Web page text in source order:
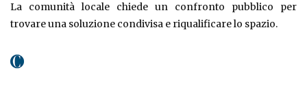
La comunità locale chiede un confronto pubblico per
trovare una soluzione condivisa e riqualificare lo spazio.